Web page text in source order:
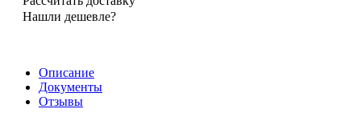
Нашли дешевле?
Описание
Документы
Отзывы